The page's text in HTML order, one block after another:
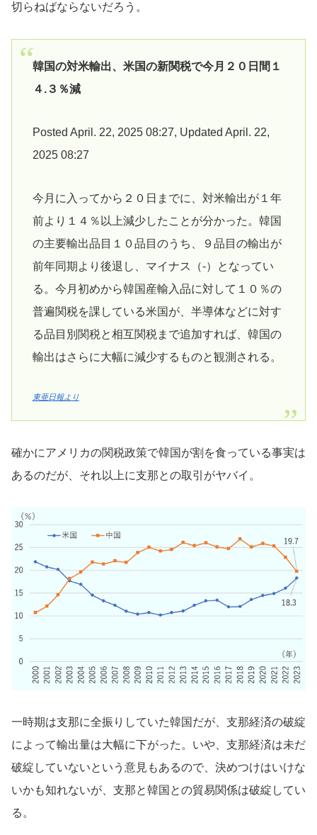
切らねばならないだろう。
韓国の対米輸出、米国の新関税で今月２０日間１
４.３％減
Posted April. 22, 2025 08:27, Updated April. 22,
2025 08:27
今月に入ってから２０日までに、対米輸出が１年
前より１４％以上減少したことが分かった。韓国
の主要輸出品目１０品目のうち、９品目の輸出が
前年同期より後退し、マイナス（-）となってい
る。今月初めから韓国産輸入品に対して１０％の
普遍関税を課している米国が、半導体などに対す
る品目別関税と相互関税まで追加すれば、韓国の
輸出はさらに大幅に減少するものと観測される。
東亜日報より
確かにアメリカの関税政策で韓国が割を食っている事実は
あるのだが、それ以上に支那との取引がヤバイ。
一時期は支那に全振りしていた韓国だが、支那経済の破綻
によって輸出量は大幅に下がった。いや、支那経済は未だ
破綻していないという意見もあるので、決めつけはいけな
いかも知れないが、支那と韓国との貿易関係は破綻してい
る。